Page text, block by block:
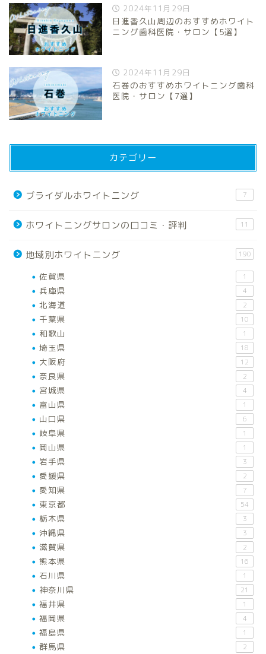
2024年11月29日
日進香久山周辺のおすすめホワイト
ニング歯科医院・サロン【5選】
2024年11月29日
石巻のおすすめホワイトニング歯科
医院・サロン【7選】
カテゴリー
ブライダルホワイトニング 7
ホワイトニングサロンの口コミ・評判 11
地域別ホワイトニング 190
佐賀県 1
兵庫県 4
北海道 2
千葉県 10
和歌山 1
埼玉県 18
大阪府 12
奈良県 2
宮城県 4
富山県 1
山口県 6
岐阜県 1
岡山県 1
岩手県 3
愛媛県 2
愛知県 7
東京都 54
栃木県 3
沖縄県 3
滋賀県 2
熊本県 16
石川県 1
神奈川県 21
福井県 1
福岡県 4
福島県 1
群馬県 2